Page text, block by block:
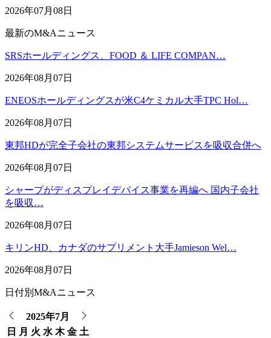
2026年07月08日
最新のM&Aニュース
SRSホールディングス、FOOD ＆ LIFE COMPAN…
2026年08月07日
ENEOSホールディングスが米C4ケミカル大手TPC Hol…
2026年08月07日
東邦HDが完全子会社の東邦システムサービスを吸収合併へ
2026年08月07日
シャープがディスプレイデバイス事業を再編へ 国内子会社
を吸収…
2026年08月07日
キリンHD、カナダのサプリメント大手Jamieson Wel…
2026年08月07日
日付別M&Aニュース
2025年7月
日
月 火 水 木 金 土